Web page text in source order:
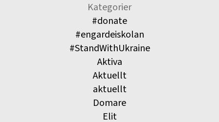
Kategorier
#donate
#engardeiskolan
#StandWithUkraine
Aktiva
Aktuellt
aktuellt
Domare
Elit